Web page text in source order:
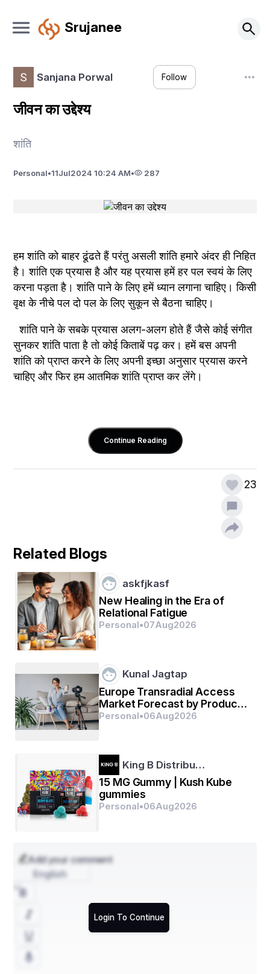
Srujanee
Sanjana Porwal Follow
जीवन का उद्देश्य
शांति
Personal•11Jul2024 10:24 AM• 287
हम शांति को बाहर ढूंढते हैं परंतु असली शांति हमारे अंदर ही निहित
है। शांति एक प्रयास है और यह प्रयास हमें हर पल स्वयं के लिए
करना पड़ता है। शांति पाने के लिए हमें ध्यान लगाना चाहिए। किसी
वृक्ष के नीचे पल दो पल के लिए सुकून से बैठना चाहिए।
  शांति पाने के सबके प्रयास अलग-अलग होते हैं जैसे कोई संगीत
सुनकर शांति पाता है तो कोई किताबें पढ़ कर। हमें बस अपनी
शांति को प्राप्त करने के लिए अपनी इच्छा अनुसार प्रयास करने
चाहिए और फिर हम आतमिक शांति प्राप्त कर लेंगे।
Continue Reading
23
Related Blogs
askfjkasf
New Healing in the Era of
Relational Fatigue
Personal •07Aug2026
Kunal Jagtap
Europe Transradial Access
Market Forecast by Product
Segment and Business
Personal•06Aug2026
King B Distribu…
15 MG Gummy | Kush Kube
gummies
Personal •06Aug2026
Add your comment
Login To Continue
English